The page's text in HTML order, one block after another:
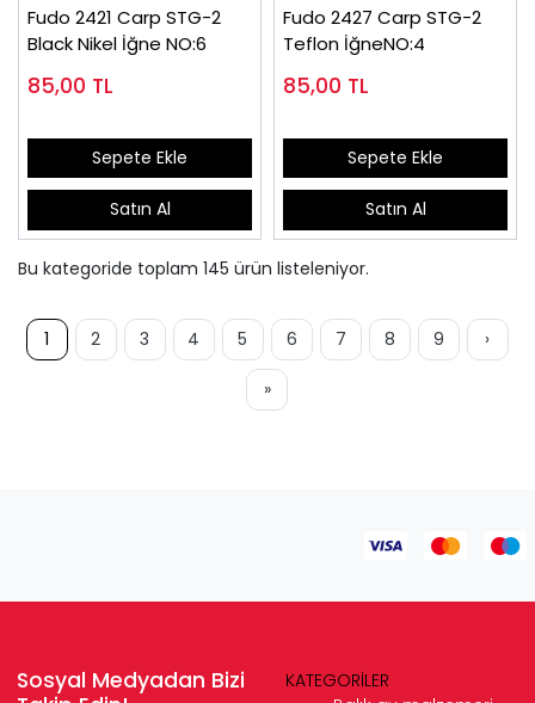
Fudo 2421 Carp STG-2
Black Nikel İğne NO:6
85,00 TL
Sepete Ekle
Satın Al
Fudo 2427 Carp STG-2
Teflon İğneNO:4
85,00 TL
Sepete Ekle
Satın Al
Bu kategoride toplam 145 ürün listeleniyor.
1 2 3 4 5 6 7 8 9 ›
»
Sosyal Medyadan Bizi
KATEGORİLER